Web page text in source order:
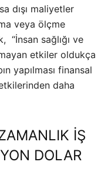
dışı maliyetler
veya ölçme
“İnsan sağlığı ve
etkiler oldukça
yapılması finansal
daha
İŞ
DOLAR